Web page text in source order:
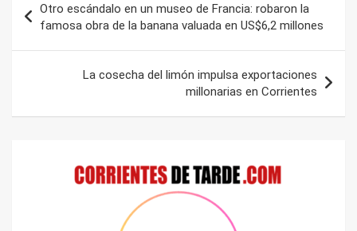
de
entradas
Otro escándalo en un museo de Francia: robaron la
famosa obra de la banana valuada en US$6,2 millones
La cosecha del limón impulsa exportaciones
millonarias en Corrientes